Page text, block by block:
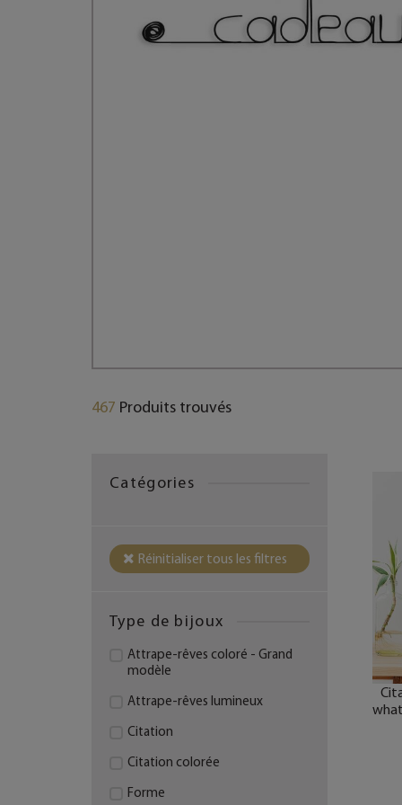
467 Produits trouvés
Catégories
Réinitialiser tous les filtres
Type de bijoux
Attrape-rêves coloré - Grand
modèle
Attrape-rêves lumineux
Citation
Citation colorée
Forme